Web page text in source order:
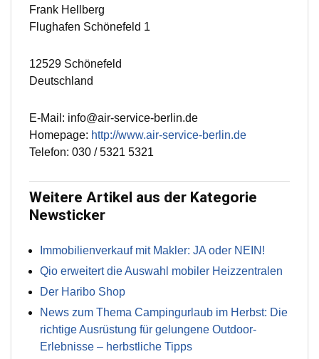
Frank Hellberg
Flughafen Schönefeld 1
12529 Schönefeld
Deutschland
E-Mail: info@air-service-berlin.de
Homepage: http://www.air-service-berlin.de
Telefon: 030 / 5321 5321
Weitere Artikel aus der Kategorie
Newsticker
Immobilienverkauf mit Makler: JA oder NEIN!
Qio erweitert die Auswahl mobiler Heizzentralen
Der Haribo Shop
News zum Thema Campingurlaub im Herbst: Die
richtige Ausrüstung für gelungene Outdoor-
Erlebnisse – herbstliche Tipps